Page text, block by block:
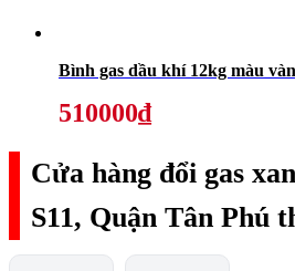
Bình gas dầu khí 12kg màu
510000₫
Cửa hàng đổi gas
S11, Quận Tân Phú